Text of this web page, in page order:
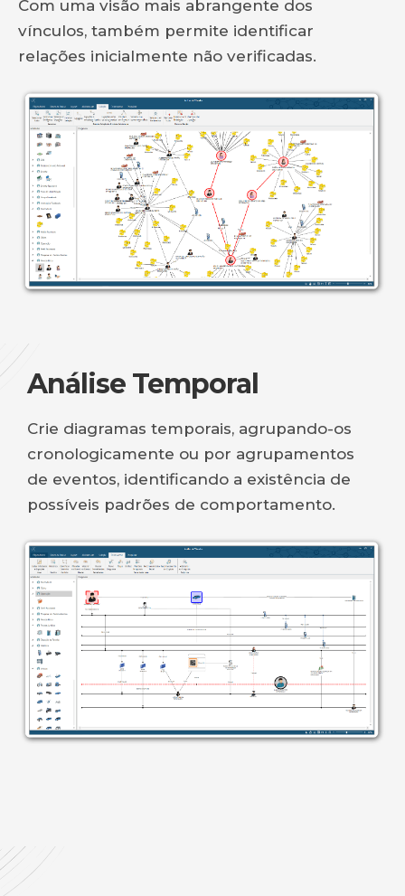
Com uma visão mais abrangente dos
vínculos, também permite identificar
relações inicialmente não verificadas.
Análise Temporal
Crie diagramas temporais, agrupando-os
cronologicamente ou por agrupamentos
de eventos, identificando a existência de
possíveis padrões de comportamento.